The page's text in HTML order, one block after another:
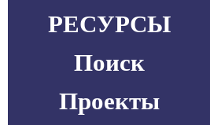
РЕСУРСЫ
Поиск
Проекты